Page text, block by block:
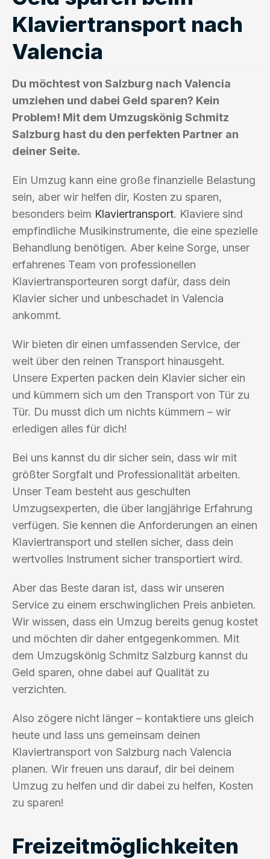
Klaviertransport nach
Valencia
Du möchtest von Salzburg nach Valencia
umziehen und dabei Geld sparen? Kein
Problem! Mit dem Umzugskönig Schmitz
Salzburg hast du den perfekten Partner an
deiner Seite.
Ein Umzug kann eine große finanzielle Belastung
sein, aber wir helfen dir, Kosten zu sparen,
besonders beim Klaviertransport. Klaviere sind
empfindliche Musikinstrumente, die eine spezielle
Behandlung benötigen. Aber keine Sorge, unser
erfahrenes Team von professionellen
Klaviertransporteuren sorgt dafür, dass dein
Klavier sicher und unbeschadet in Valencia
ankommt.
Wir bieten dir einen umfassenden Service, der
weit über den reinen Transport hinausgeht.
Unsere Experten packen dein Klavier sicher ein
und kümmern sich um den Transport von Tür zu
Tür. Du musst dich um nichts kümmern – wir
erledigen alles für dich!
Bei uns kannst du dir sicher sein, dass wir mit
größter Sorgfalt und Professionalität arbeiten.
Unser Team besteht aus geschulten
Umzugsexperten, die über langjährige Erfahrung
verfügen. Sie kennen die Anforderungen an einen
Klaviertransport und stellen sicher, dass dein
wertvolles Instrument sicher transportiert wird.
Aber das Beste daran ist, dass wir unseren
Service zu einem erschwinglichen Preis anbieten.
Wir wissen, dass ein Umzug bereits genug kostet
und möchten dir daher entgegenkommen. Mit
dem Umzugskönig Schmitz Salzburg kannst du
Geld sparen, ohne dabei auf Qualität zu
verzichten.
Also zögere nicht länger – kontaktiere uns gleich
heute und lass uns gemeinsam deinen
Klaviertransport von Salzburg nach Valencia
planen. Wir freuen uns darauf, dir bei deinem
Umzug zu helfen und dir dabei zu helfen, Kosten
zu sparen!
Freizeitmöglichkeiten